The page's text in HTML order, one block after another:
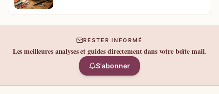
RESTER INFORMÉ
Les meilleures analyses et guides directement dans votre boîte mail.
S'abonner